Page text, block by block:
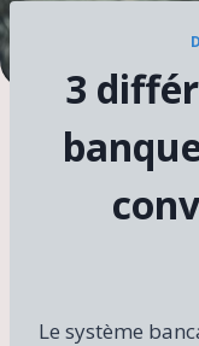
3
Le système